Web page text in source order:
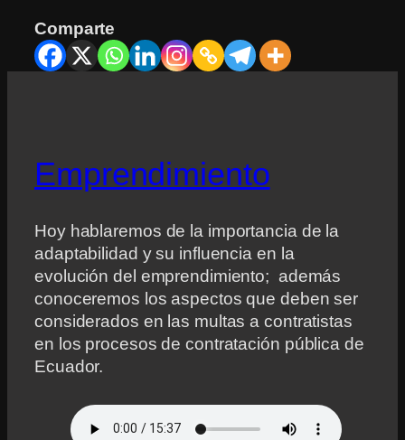
Comparte
Emprendimiento
Hoy hablaremos de la importancia de la
adaptabilidad y su influencia en la
evolución del emprendimiento; además
conoceremos los aspectos que deben ser
considerados en las multas a contratistas
en los procesos de contratación pública de
Ecuador.